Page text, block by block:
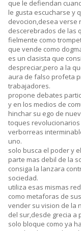
que le defiendan
le gusta escucharse y
devocion,desea verse
descerebrados de las
fielmente como
que vende como
es un clasista que
despreciar,pero a la
aura de falso profeta
trabajadores.
propone debates
y en los medios de
hinchar su ego de
toques
verborreas
uno.
solo busca el poder y
parte mas debil de la
consiga la lanzara
sociedad.
utiliza esas mismas
como metaforas de
vender su vision de la
del sur,desde grecia a
solo bloque como ya